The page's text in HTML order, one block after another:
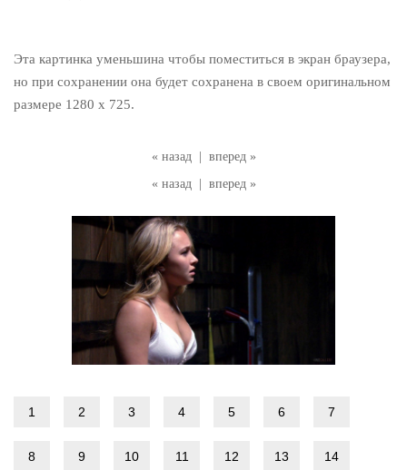
« назад
вперед »
« назад
вперед »
Эта картинка уменьшина чтобы поместиться в экран браузера,
но при сохранении она будет сохранена в своем оригинальном
размере 1280 x 725.
1 2 3 4 5 6 7
8 9 10 11 12 13 14